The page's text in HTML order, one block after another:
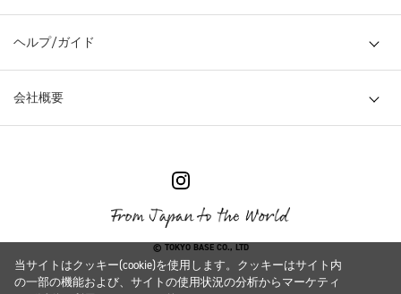
ヘルプ/ガイド
会社概要
© TOKYO BASE CO., LTD
当サイトはクッキー(cookie)を使用します。クッキーはサイト内
の一部の機能および、サイトの使用状況の分析からマーケティ